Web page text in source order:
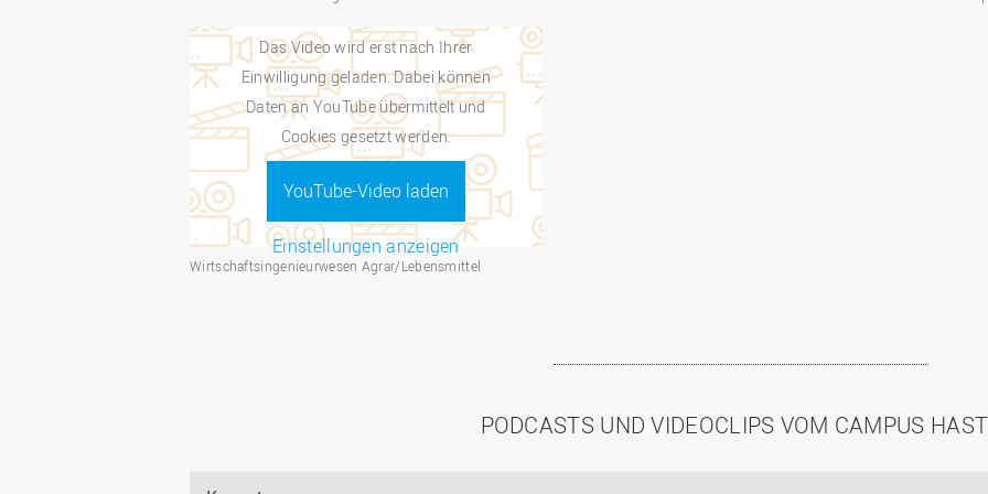
Das Video wird erst nach Ihrer
Einwilligung geladen. Dabei können
Daten an YouTube übermittelt und
Cookies gesetzt werden.
YouTube-Video laden
Einstellungen anzeigen
Wirtschaftsingenieurwesen Agrar/Lebensmittel
PODCASTS UND VIDEOCLIPS VOM CAMPUS